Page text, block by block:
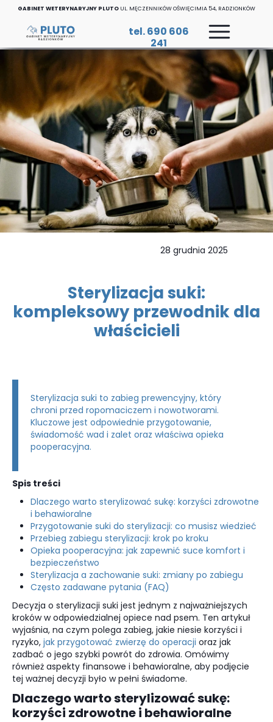
tel. 690 606
241
GABINET WETERYNARYJNY PLUTO UL. MĘCZENNIKÓW OŚWIĘCIMIA 54, RADZIONKÓW
28 grudnia 2025
Sterylizacja suki:
kompleksowy przewodnik dla
właścicieli
Sterylizacja suki to zabieg prewencyjny, który
chroni przed ropomaciczem i nowotworami.
Kluczowe jest odpowiednie przygotowanie,
świadomość wad i zalet oraz właściwa opieka
pooperacyjna.
Spis treści
Dlaczego warto sterylizować sukę: korzyści zdrowotne
i behawioralne
Przygotowanie suki do sterylizacji: co musisz wiedzieć
Przebieg zabiegu sterylizacji: krok po kroku
Opieka pooperacyjna: jak zapewnić suce komfort i
bezpieczeństwo
Sterylizacja a zachowanie suki: zmiany po zabiegu
Często zadawane pytania (FAQ)
Decyzja o sterylizacji suki jest jednym z najważniejszych
kroków w odpowiedzialnej opiece nad psem. Ten artykuł
wyjaśnia, na czym polega zabieg, jakie niesie korzyści i
ryzyko, jak przygotować zwierzę do operacji oraz jak
zadbać o jego szybki powrót do zdrowia. Omówimy
również aspekty finansowe i behawioralne, aby podjęcie
tej ważnej decyzji było w pełni świadome.
Dlaczego warto sterylizować sukę:
korzyści zdrowotne i behawioralne